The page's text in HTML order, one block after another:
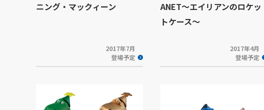
ニング・マックィーン
2017年7月
登場予定
ANET～エイリアンのロケッ
トケース～
2017年4月
登場予定